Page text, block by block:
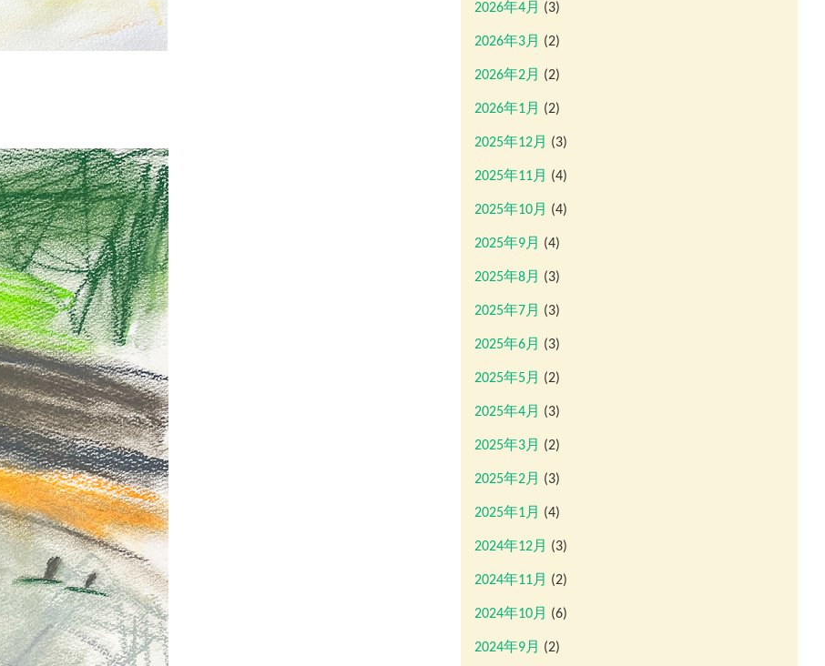
2026年4月 (3)
2026年3月 (2)
2026年2月 (2)
2026年1月 (2)
2025年12月 (3)
2025年11月 (4)
2025年10月 (4)
2025年9月 (4)
2025年8月 (3)
2025年7月 (3)
2025年6月 (3)
2025年5月 (2)
2025年4月 (3)
2025年3月 (2)
2025年2月 (3)
2025年1月 (4)
2024年12月 (3)
2024年11月 (2)
2024年10月 (6)
2024年9月 (2)